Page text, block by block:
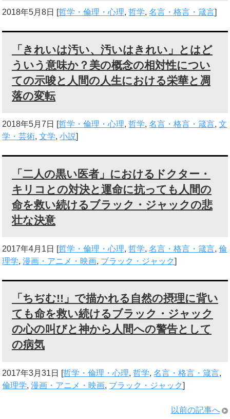
2018年5月8日 [哲学・倫理・心理,哲学,名言・格言・箴言]
「きれいは汚い、汚いはきれい」とはど
ういう意味か？美の概念の相対性につい
ての示唆と人間の人生における栄華と凋
落の変転
2018年5月7日 [哲学・倫理・心理,哲学,名言・格言・箴言,文
学・芸術,文学,小説]
「二人の黒い医者」におけるドクター・
キリコとの対決と運命に抗っても人間の
命を救い続けるブラック・ジャックの悲
壮な決意
2017年4月1日 [哲学・倫理・心理,哲学,名言・格言・箴言,倫
理学,漫画・アニメ・映画, ブラック・ジャック]
「ちぢむ!!」で描かれる自然の摂理に背い
ても命を救い続けるブラック・ジャック
の心の叫びと神から人間への警告として
の病気
2017年3月31日 [哲学・倫理・心理,哲学,名言・格言・箴言,
倫理学,漫画・アニメ・映画, ブラック・ジャック]
以前の記事へ